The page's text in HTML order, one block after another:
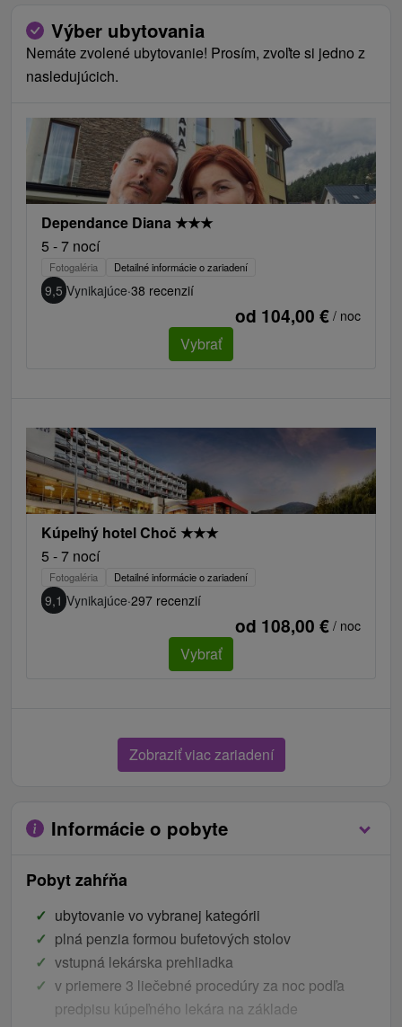
Výber ubytovania
Nemáte zvolené ubytovanie! Prosím, zvoľte si jedno z
nasledujúcich.
Dependance Diana ★★★
5 - 7 nocí
Fotogaléria Detailné informácie o zariadení
9,5 Vynikajúce·38 recenzií
od 104,00 € / noc
Vybrať
Kúpeľný hotel Choč ★★★
5 - 7 nocí
Fotogaléria Detailné informácie o zariadení
9,1 Vynikajúce·297 recenzií
od 108,00 € / noc
Vybrať
Zobraziť viac zariadení
Informácie o pobyte
Pobyt zahŕňa
ubytovanie vo vybranej kategórii
plná penzia formou bufetových stolov
vstupná lekárska prehliadka
v priemere 3 liečebné procedúry za noc podľa
predpisu kúpeľného lekára na základe